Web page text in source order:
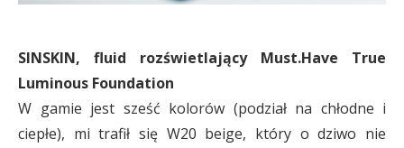
SINSKIN, fluid rozświetlający Must.Have True
Luminous Foundation
W gamie jest sześć kolorów (podział na chłodne i
ciepłe), mi trafił się W20 beige, który o dziwo nie